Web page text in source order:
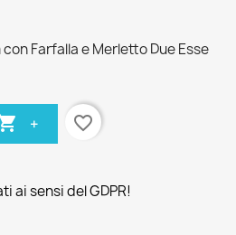
Farfalla e Merletto Due Esse
+ favorite_border
ai sensi del GDPR!